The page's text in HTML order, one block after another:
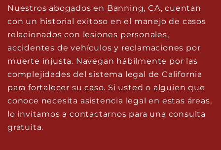
Nuestros abogados en Banning, CA, cuentan
con un historial exitoso en el manejo de casos
relacionados con lesiones personales,
accidentes de vehículos y reclamaciones por
muerte injusta. Navegan hábilmente por las
complejidades del sistema legal de California
para fortalecer su caso. Si usted o alguien que
conoce necesita asistencia legal en estas áreas,
lo invitamos a contactarnos para una consulta
gratuita.